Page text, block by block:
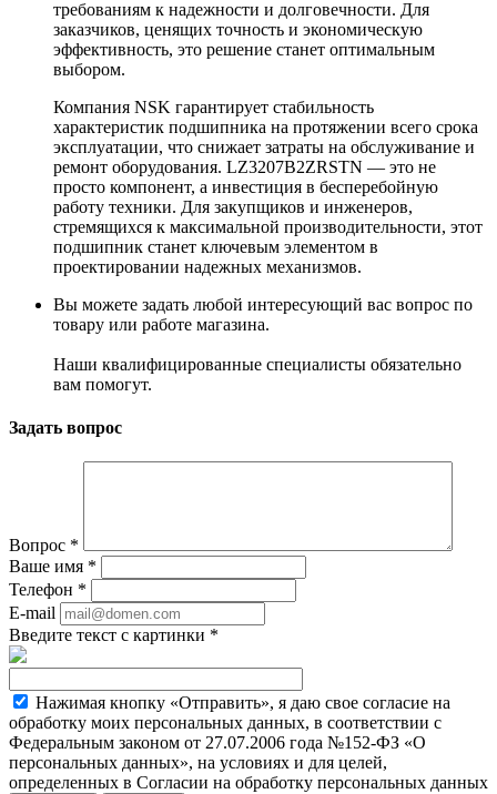
требованиям к надежности и долговечности. Для
заказчиков, ценящих точность и экономическую
эффективность, это решение станет оптимальным
выбором.
Компания NSK гарантирует стабильность
характеристик подшипника на протяжении всего срока
эксплуатации, что снижает затраты на обслуживание и
ремонт оборудования. LZ3207B2ZRSTN — это не
просто компонент, а инвестиция в бесперебойную
работу техники. Для закупщиков и инженеров,
стремящихся к максимальной производительности, этот
подшипник станет ключевым элементом в
проектировании надежных механизмов.
Вы можете задать любой интересующий вас вопрос по
товару или работе магазина.
Наши квалифицированные специалисты обязательно
вам помогут.
Задать вопрос
Вопрос *
Ваше имя *
Телефон *
E-mail
Введите текст с картинки *
Нажимая кнопку «Отправить», я даю свое согласие на
обработку моих персональных данных, в соответствии с
Федеральным законом от 27.07.2006 года №152-ФЗ «О
персональных данных», на условиях и для целей,
определенных в Согласии на обработку персональных данных